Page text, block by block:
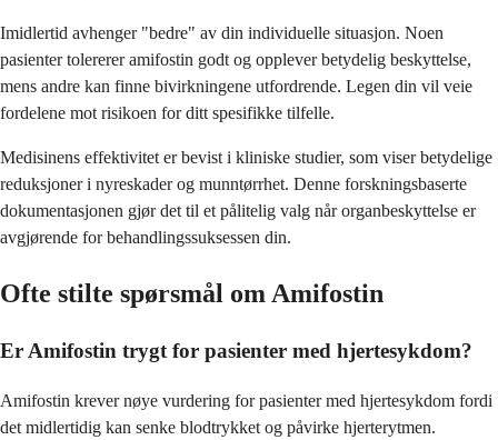
Imidlertid avhenger "bedre" av din individuelle situasjon. Noen
pasienter tolererer amifostin godt og opplever betydelig beskyttelse,
mens andre kan finne bivirkningene utfordrende. Legen din vil veie
fordelene mot risikoen for ditt spesifikke tilfelle.
Medisinens effektivitet er bevist i kliniske studier, som viser betydelige
reduksjoner i nyreskader og munntørrhet. Denne forskningsbaserte
dokumentasjonen gjør det til et pålitelig valg når organbeskyttelse er
avgjørende for behandlingssuksessen din.
Ofte stilte spørsmål om Amifostin
Er Amifostin trygt for pasienter med hjertesykdom?
Amifostin krever nøye vurdering for pasienter med hjertesykdom fordi
det midlertidig kan senke blodtrykket og påvirke hjerterytmen.